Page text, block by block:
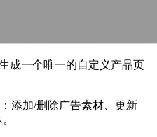
成一个唯一的自定义产品页
添加/删除广告素材、更新